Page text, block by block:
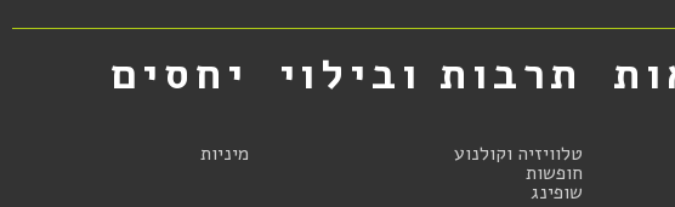
תרבות ובילוי
טלוויזיה וקולנוע
חופשות
שופינג
יחסים
מיניות